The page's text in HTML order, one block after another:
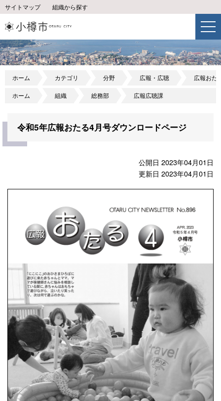
サイトマップ 組織から探す
ホーム カテゴリ 分野 広報・広聴 広報おた
ホーム 組織 総務部 広報広聴課
令和5年広報おたる4月号ダウンロードページ
公開日 2023年04月01日
更新日 2023年04月01日